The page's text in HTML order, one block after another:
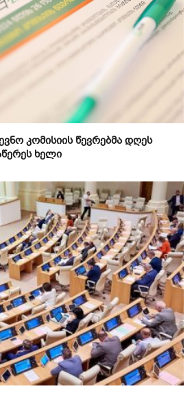
კომისიის წევრებმა დღეს
ხელი